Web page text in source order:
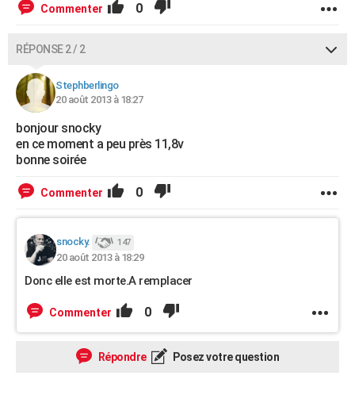
Commenter 0
RÉPONSE 2 / 2
Stephberlingo
20 août 2013 à 18:27
bonjour snocky
en ce moment a peu près 11,8v
bonne soirée
Commenter 0
snocky. 147
20 août 2013 à 18:29
Donc elle est morte.A remplacer
Commenter 0
Répondre Posez votre question